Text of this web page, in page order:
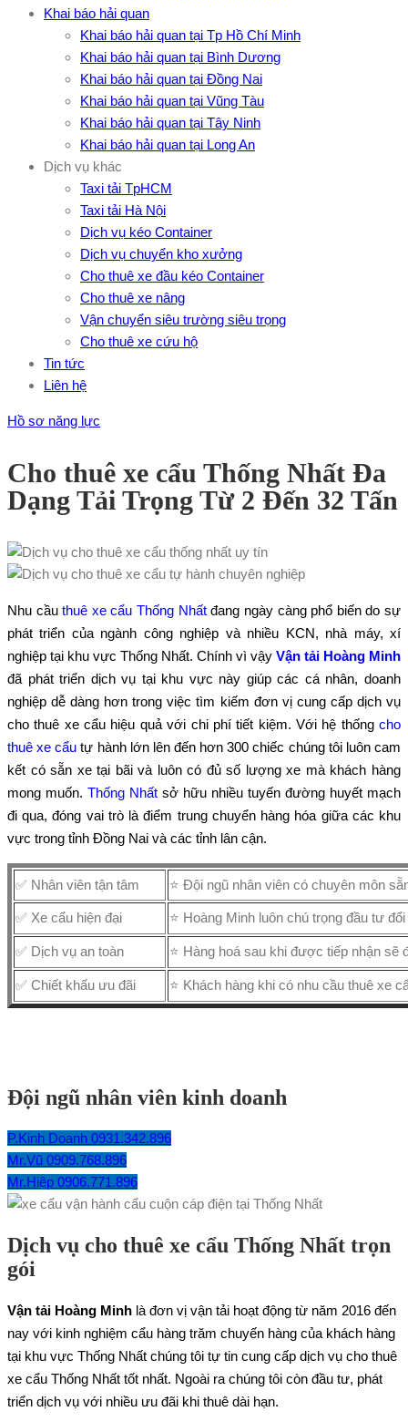
Khai báo hải quan
Khai báo hải quan tại Tp Hồ Chí Minh
Khai báo hải quan tại Bình Dương
Khai báo hải quan tại Đồng Nai
Khai báo hải quan tại Vũng Tàu
Khai báo hải quan tại Tây Ninh
Khai báo hải quan tại Long An
Dịch vụ khác
Taxi tải TpHCM
Taxi tải Hà Nội
Dịch vụ kéo Container
Dịch vụ chuyển kho xưởng
Cho thuê xe đầu kéo Container
Cho thuê xe nâng
Vận chuyển siêu trường siêu trọng
Cho thuê xe cứu hộ
Tin tức
Liên hệ
Hồ sơ năng lực
Cho thuê xe cẩu Thống Nhất Đa
Dạng Tải Trọng Từ 2 Đến 32 Tấn
Nhu cầuthuê xe cẩu Thống Nhấtđang ngày càng phổ biến do sự
phát triển của ngành công nghiệp và nhiều KCN, nhà máy, xí
nghiệp tại khu vực Thống Nhất. Chính vì vậy Vận tải Hoàng Minh
đã phát triển dịch vụ tại khu vực này giúp các cá nhân, doanh
nghiệp dễ dàng hơn trong việc tìm kiếm đơn vị cung cấp dịch vụ
cho thuê xe cẩu hiệu quả với chi phí tiết kiệm. Với hệ thống cho
thuê xe cẩu tự hành lớn lên đến hơn 300 chiếc chúng tôi luôn cam
kết có sẵn xe tại bãi và luôn có đủ số lượng xe mà khách hàng
mong muốn. Thống Nhất sở hữu nhiều tuyến đường huyết mạch
đi qua, đóng vai trò là điểm trung chuyển hàng hóa giữa các khu
vực trong tỉnh Đồng Nai và các tỉnh lân cận.
✅ Nhân viên tận tâm ⭐ Đội ngũ nhân viên có chuyên môn
✅ Xe cẩu hiện đại ⭐ Hoàng Minh luôn chú trọng đầu tư
✅ Dịch vụ an toàn ⭐ Hàng hoá sau khi được tiếp nhận
✅ Chiết khấu ưu đãi ⭐ Khách hàng khi có nhu cầu thuê xe
Đội ngũ nhân viên kinh doanh
P.Kinh Doanh 0931.342.896
Mr.Vũ 0909.768.896
Mr.Hiệp 0906.771.896
Dịch vụ cho thuê xe cẩu Thống Nhất trọn
gói
Vận tải Hoàng Minh là đơn vị vận tải hoạt động từ năm 2016 đến
nay với kinh nghiệm cẩu hàng trăm chuyến hàng của khách hàng
tại khu vực Thống Nhất chúng tôi tự tin cung cấp dịch vụ cho thuê
xe cẩu Thống Nhất tốt nhất. Ngoài ra chúng tôi còn đầu tư, phát
triển dịch vụ với nhiều ưu đãi khi thuê dài hạn.